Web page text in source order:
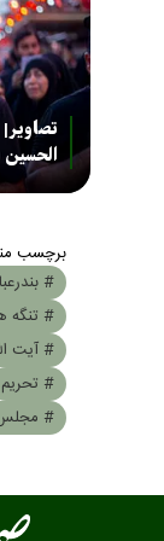
تصاویر|
برچسب
#
# تنگه
# آیت
# تحریم
# مجلس